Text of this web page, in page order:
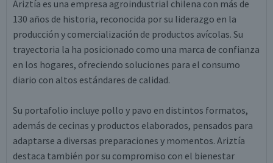
Ariztía es una empresa agroindustrial chilena con más de
130 años de historia, reconocida por su liderazgo en la
producción y comercialización de productos avícolas. Su
trayectoria la ha posicionado como una marca de confianza
en los hogares, ofreciendo soluciones para el consumo
diario con altos estándares de calidad.
Su portafolio incluye pollo y pavo en distintos formatos,
además de cecinas y productos elaborados, pensados para
adaptarse a diversas preparaciones y momentos. Ariztía
destaca también por su compromiso con el bienestar